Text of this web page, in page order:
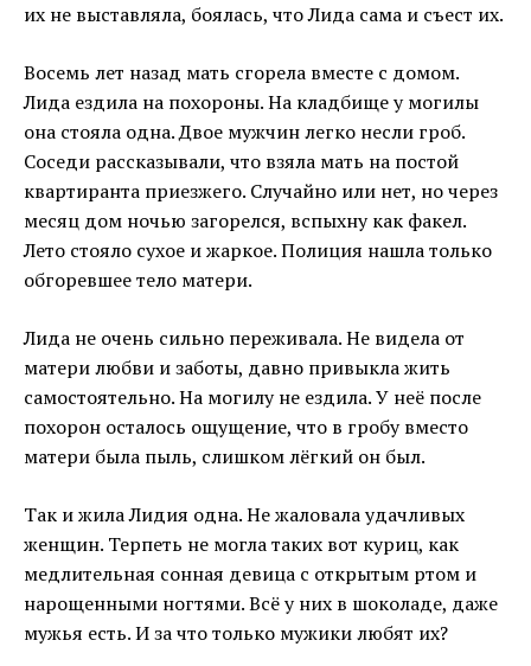
их не выставляла, боялась, что Лида сама и съест их.
Восемь лет назад мать сгорела вместе с домом.
Лида ездила на похороны. На кладбище у могилы
она стояла одна. Двое мужчин легко несли гроб.
Соседи рассказывали, что взяла мать на постой
квартиранта приезжего. Случайно или нет, но через
месяц дом ночью загорелся, вспыхну как факел.
Лето стояло сухое и жаркое. Полиция нашла только
обгоревшее тело матери.
Лида не очень сильно переживала. Не видела от
матери любви и заботы, давно привыкла жить
самостоятельно. На могилу не ездила. У неё после
похорон осталось ощущение, что в гробу вместо
матери была пыль, слишком лёгкий он был.
Так и жила Лидия одна. Не жаловала удачливых
женщин. Терпеть не могла таких вот куриц, как
медлительная сонная девица с открытым ртом и
нарощенными ногтями. Всё у них в шоколаде, даже
мужья есть. И за что только мужики любят их?